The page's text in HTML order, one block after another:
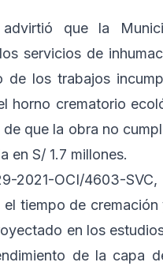
advirtió que la
servicios de
de los trabajos
horno crematorio
que la obra no
en S/ 1.7 millones.
OCI/4603-SVC,
tiempo de
en los
de la capa